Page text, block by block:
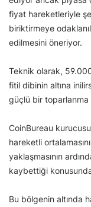
fiyat hareketleriyle
biriktirmeye
edilmesini öneriyor.
Teknik olarak,
fitil dibinin altına
güçlü bir
CoinBureau
hareketli
yaklaşmasının
kaybettiği
Bu bölgenin altında